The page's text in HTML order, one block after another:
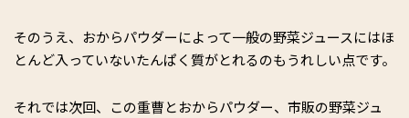
そのうえ、おからパウダーによって一般の野菜ジュースにはほ
とんど入っていないたんぱく質がとれるのもうれしい点です。
それでは次回、この重曹とおからパウダー、市販の野菜ジュ